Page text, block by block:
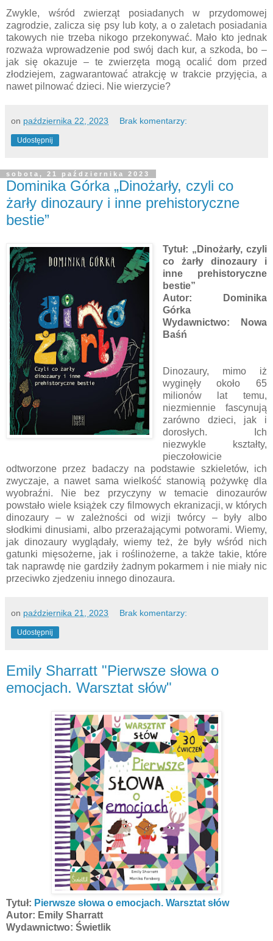
Zwykle, wśród zwierząt posiadanych w przydomowej
zagrodzie, zalicza się psy lub koty, a o zaletach posiadania
takowych nie trzeba nikogo przekonywać. Mało kto jednak
rozważa wprowadzenie pod swój dach kur, a szkoda, bo –
jak się okazuje – te zwierzęta mogą ocalić dom przed
złodziejem, zagwarantować atrakcję w trakcie przyjęcia, a
nawet pilnować dzieci. Nie wierzycie?
on października 22, 2023 Brak komentarzy:
Udostępnij
sobota, 21 października 2023
Dominika Górka „Dinożarły, czyli co
żarły dinozaury i inne prehistoryczne
bestie”
Tytuł: „Dinożarły, czyli
co żarły dinozaury i
inne prehistoryczne
bestie”
Autor: Dominika
Górka
Wydawnictwo: Nowa
Baśń
Dinozaury, mimo iż
wyginęły około 65
milionów lat temu,
niezmiennie fascynują
zarówno dzieci, jak i
dorosłych. Ich
niezwykle kształty,
pieczołowicie
odtworzone przez badaczy na podstawie szkieletów, ich
zwyczaje, a nawet sama wielkość stanowią pożywkę dla
wyobraźni. Nie bez przyczyny w temacie dinozaurów
powstało wiele książek czy filmowych ekranizacji, w których
dinozaury – w zależności od wizji twórcy – były albo
słodkimi dinusiami, albo przerażającymi potworami. Wiemy,
jak dinozaury wyglądały, wiemy też, że były wśród nich
gatunki mięsożerne, jak i roślinożerne, a także takie, które
tak naprawdę nie gardziły żadnym pokarmem i nie miały nic
przeciwko zjedzeniu innego dinozaura.
on października 21, 2023 Brak komentarzy:
Udostępnij
Emily Sharratt "Pierwsze słowa o
emocjach. Warsztat słów"
Tytuł: Pierwsze słowa o emocjach. Warsztat słów
Autor: Emily Sharratt
Wydawnictwo: Świetlik